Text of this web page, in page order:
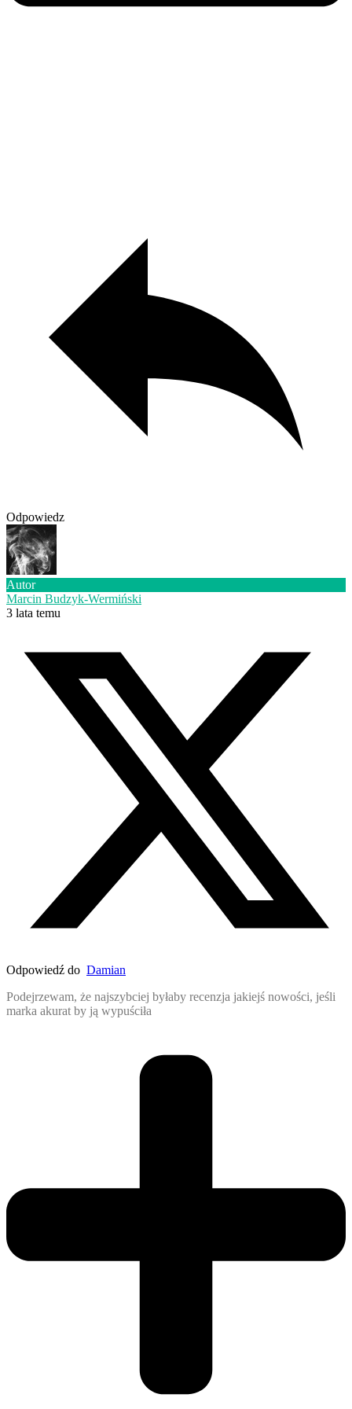
Odpowiedz
Autor
Marcin Budzyk-Wermiński
3 lata temu
Odpowiedź do Damian
Podejrzewam, że najszybciej byłaby recenzja jakiejś nowości, jeśli
marka akurat by ją wypuściła